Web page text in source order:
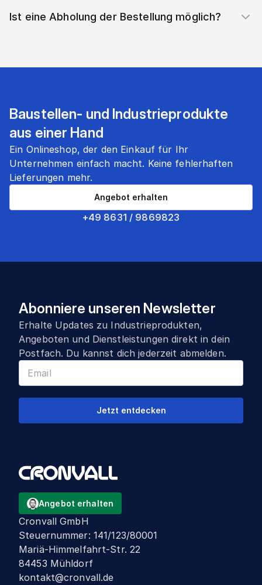
Ist eine Abholung der Bestellung möglich?
Baustellen- und Industrieprodukte
aus einer Hand
Ein Onlineshop, der den Einkauf für Ihr
Unternehmen einfach macht. Keine fehlerhaften
Lieferungen mehr.
+49 8631 / 9869823
Angebot erhalten
Abonniere unseren Newsletter
Erhalte Updates zu Industrieprodukten,
Angeboten und Dienstleistungen direkt in dein
Postfach. Du kannst dich jederzeit abmelden.
Jetzt entdecken
Angebot erhalten
Cronvall GmbH
Steuernummer: 141/123/80001
Mariä-Himmelfahrt-Str. 22
84453 Mühldorf
kontakt@cronvall.de